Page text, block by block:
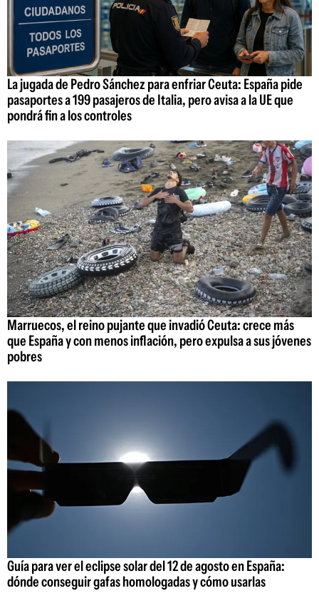
La jugada de Pedro Sánchez para enfriar Ceuta: España pide
pasaportes a 199 pasajeros de Italia, pero avisa a la UE que
pondrá fin a los controles
Marruecos, el reino pujante que invadió Ceuta: crece más
que España y con menos inflación, pero expulsa a sus jóvenes
pobres
Guía para ver el eclipse solar del 12 de agosto en España:
dónde conseguir gafas homologadas y cómo usarlas